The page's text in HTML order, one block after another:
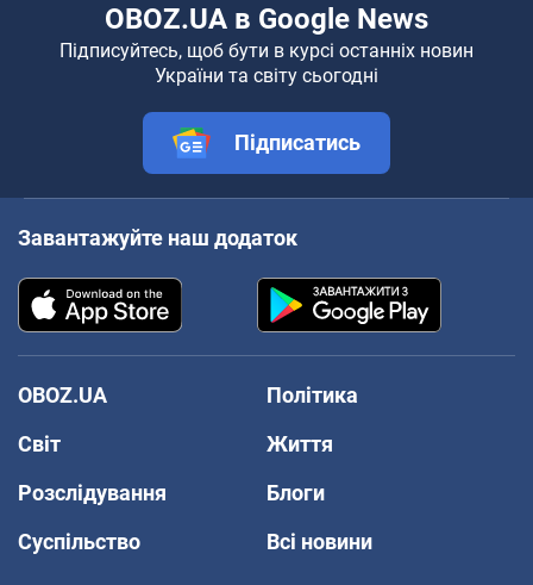
OBOZ.UA в Google News
Підписуйтесь, щоб бути в курсі останніх новин
України та світу сьогодні
Підписатись
Завантажуйте наш додаток
OBOZ.UA
Політика
Світ
Життя
Розслідування
Блоги
Суспільство
Всі новини